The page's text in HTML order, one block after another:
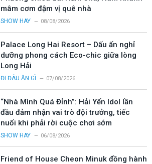
mâm cơm đậm vị quê nhà
SHOW HAY 08/08/2026
Palace Long Hai Resort – Dấu ấn nghỉ
dưỡng phong cách Eco-chic giữa lòng
Long Hải
ĐI ĐÂU ĂN GÌ 07/08/2026
“Nhà Mình Quá Đỉnh”: Hải Yến Idol lần
đầu đảm nhận vai trò đội trưởng, tiếc
nuối khi phải rời cuộc chơi sớm
SHOW HAY 06/08/2026
Friend of House Cheon Minuk đồng hành